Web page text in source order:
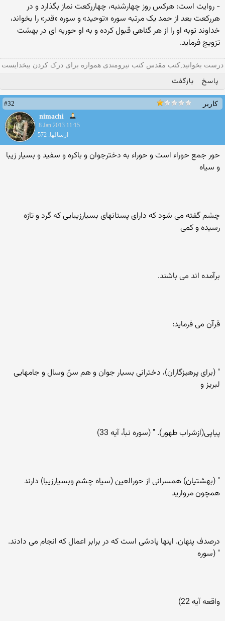
- روایت است: هرکس روز چهارشنبه، چهاررکعت نماز بگذارد و در
هررکعت بعد از حمد یک مرتبه سوره «توحید» و سوره «قدر» را بخواند،
خداوند توبه او را از هر گناهی قبول کرده و به او حوریه ای در بهشت
تزویج فرماید.
درست بخوانید,کتب مقدس کتب نیرومندی همواره برای درک کردن بیخدایست
پاسخ بازگفت
کاربر
#32
nimachi
8 Jan 2013 11:15
ارسالها: 572
حور جمع حوراء است و حوراء به دخترجوان و باکره و سفيد و بسيار زيبا
و سياه
چشم گفته می شود که دارای پستانهای بسيارزيبايی که گرد و تازه
رسيده و کمی
برآمده اند می باشند.
قرآن می فرمايد:
" (برای پرهيزگاران)، دخترانی بسيار جوان و هم سنّ وسال و جامهايی
لبريز و
پياپی(ازشراب طهور). " (سوره نبأ، آیه 33)
" (بهشتيان) همسرانی از حورالعين (سياه چشم وبسيارزيبا) دارند
همچون مرواريد
درصدف پنهان. اينها پادشی است که در برابر اعمال که انجام می دادند.
" (سوره
واقعه آیه 22)